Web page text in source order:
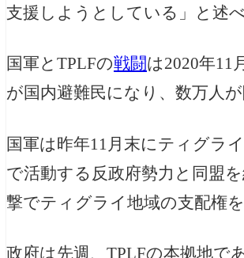
支援しようとしている」と述べ
国軍とTPLFの戦闘は2020年11
が国内避難民になり、数万人
国軍は昨年11月末にティグラ
で活動する反政府勢力と同盟
撃でティグライ地域の支配権を
政府は先週、TPLFの本拠地で